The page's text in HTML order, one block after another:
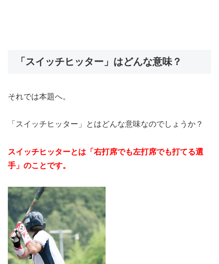
「スイッチヒッター」はどんな意味？
それでは本題へ。
「スイッチヒッター」とはどんな意味なのでしょうか？
スイッチヒッターとは「右打席でも左打席でも打てる選
手」のことです。